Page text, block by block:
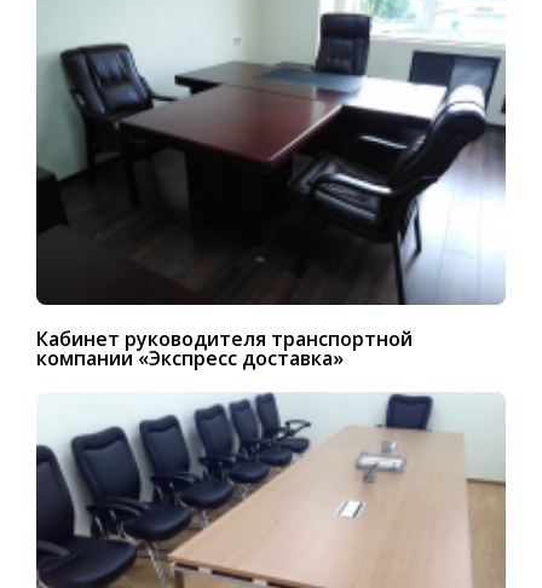
Кабинет руководителя транспортной
компании «Экспресс доставка»